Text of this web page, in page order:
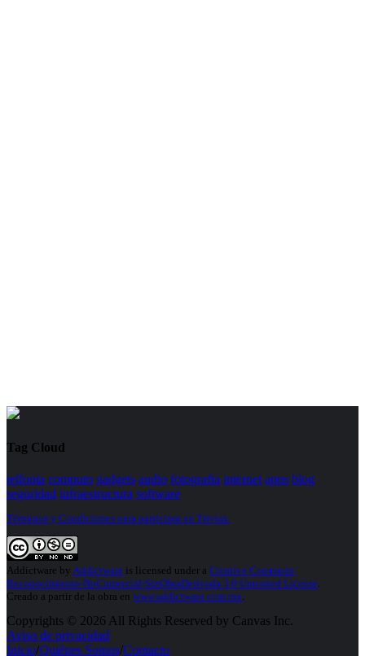
Tag Cloud
telfonia computo gadgets audio fotografia internet apps blog
seguridad infraestructura software
Términos y Condiciones para participar en Trivias.
Addictware by Addictware is licensed under a Creative Commons
Reconocimiento-NoComercial-SinObraDerivada 3.0 Unported License
Creado a partir de la obra en www.addictware.com.mx
Copyrights © 2026 All Rights Reserved by Canvas Inc.
Aviso de privacidad
Inicio/Quiénes Somos/Contacto